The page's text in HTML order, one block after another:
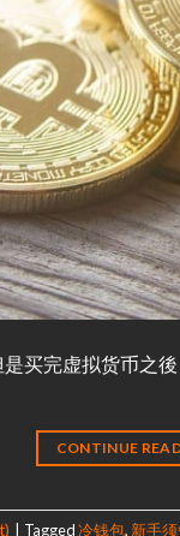
买完虚拟货币之
CONTINUE
Tagged冷钱包, 新手